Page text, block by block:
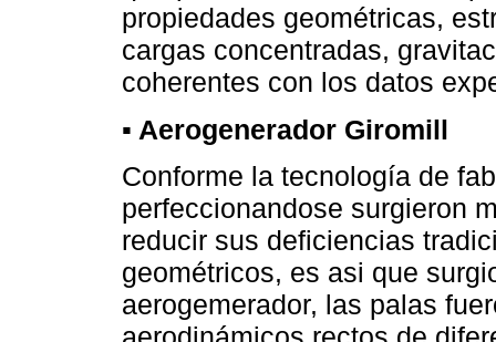
propiedades geométricas,
cargas concentradas,
coherentes con los datos
▪ Aerogenerador Giromill
Conforme la tecnología de
perfeccionandose surgieron
reducir sus deficiencias
geométricos, es asi que
aerogemerador, las palas